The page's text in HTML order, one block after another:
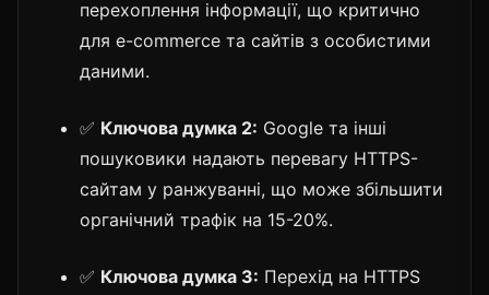
перехоплення інформації, що критично
для e-commerce та сайтів з особистими
даними.
✅ Ключова думка 2: Google та інші
пошуковики надають перевагу HTTPS-
сайтам у ранжуванні, що може збільшити
органічний трафік на 15-20%.
✅ Ключова думка 3: Перехід на HTTPS